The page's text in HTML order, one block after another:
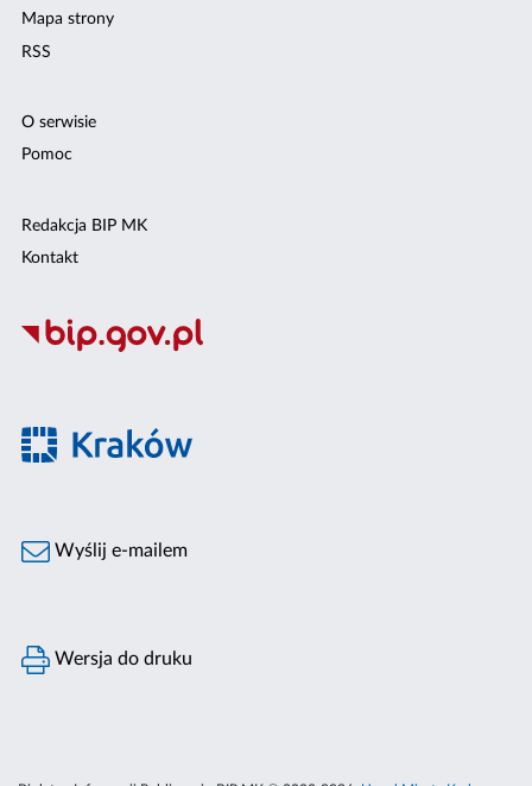
Mapa strony
RSS
O serwisie
Pomoc
Redakcja BIP MK
Kontakt
Wyślij e-mailem
Wersja do druku